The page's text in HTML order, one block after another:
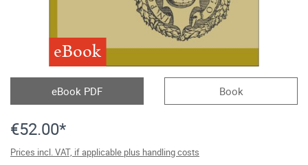
eBook
eBook PDF Book
€52.00*
Prices incl. VAT, if applicable plus handling costs